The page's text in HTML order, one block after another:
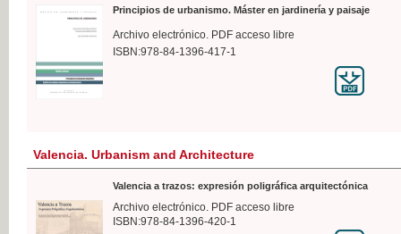
Principios de urbanismo. Máster en jardinería y paisaje
Archivo electrónico. PDF acceso libre
ISBN:978-84-1396-417-1
Valencia. Urbanism and Architecture
Valencia a trazos: expresión poligráfica arquitectónica
Archivo electrónico. PDF acceso libre
ISBN:978-84-1396-420-1